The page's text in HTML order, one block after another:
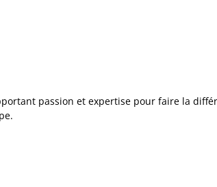
passion et expertise pour faire la